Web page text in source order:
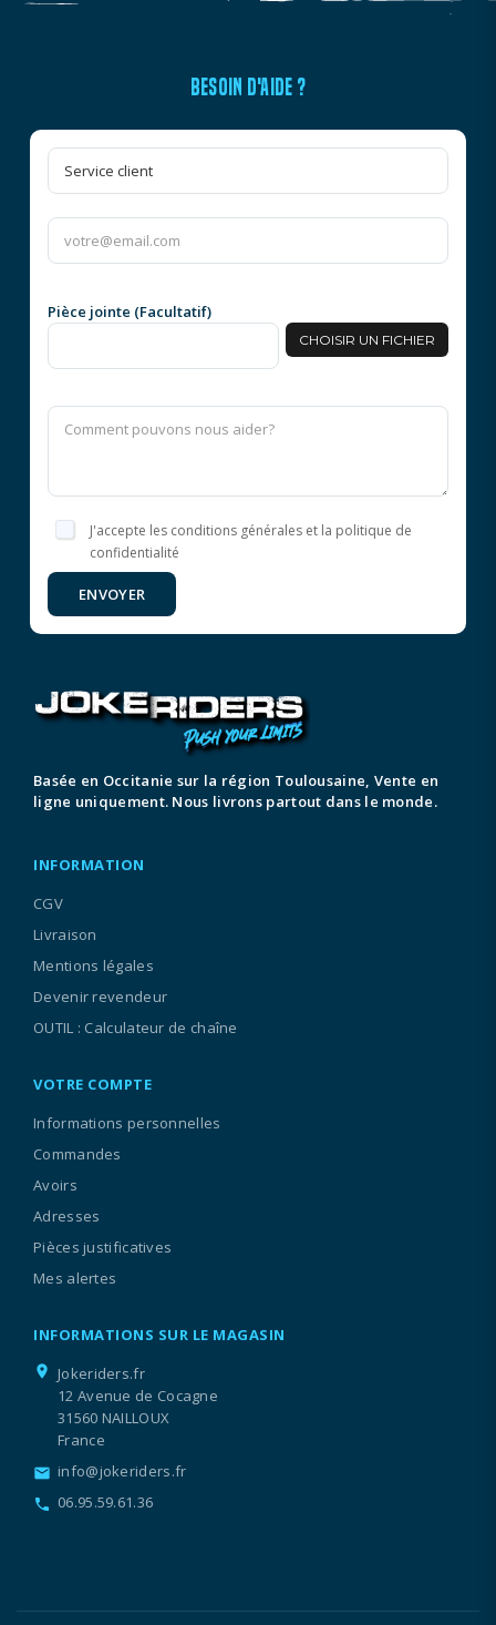
BESOIN D'AIDE ?
Pièce jointe (Facultatif)
CHOISIR UN FICHIER
J'accepte les conditions générales et la politique de
confidentialité
ENVOYER
Basée en Occitanie sur la région Toulousaine, Vente en
ligne uniquement. Nous livrons partout dans le monde.
INFORMATION
CGV
Livraison
Mentions légales
Devenir revendeur
OUTIL : Calculateur de chaîne
VOTRE COMPTE
Informations personnelles
Commandes
Avoirs
Adresses
Pièces justificatives
Mes alertes
INFORMATIONS SUR LE MAGASIN
location_on
Jokeriders.fr
12 Avenue de Cocagne
31560 NAILLOUX
France
email info@jokeriders.fr
call 06.95.59.61.36